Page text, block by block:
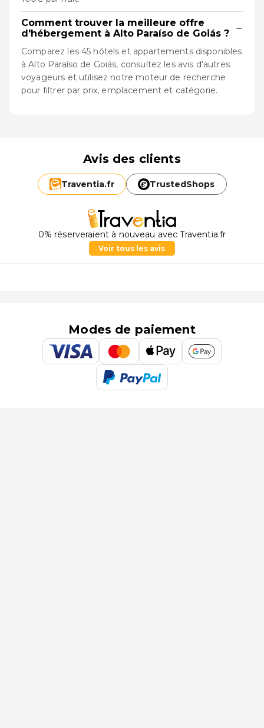
Comment trouver la meilleure offre
d'hébergement à Alto Paraíso de Goiás ?
−
Comparez les 45 hôtels et appartements disponibles
à Alto Paraíso de Goiás, consultez les avis d'autres
voyageurs et utilisez notre moteur de recherche
pour filtrer par prix, emplacement et catégorie.
Avis des clients
Traventia.fr TrustedShops
0% réserveraient à nouveau avec Traventia.fr
Voir tous les avis
Modes de paiement